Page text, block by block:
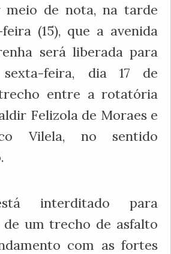
meio de nota, na tarde
(15), que a avenida
será liberada para
feira, dia 17 de
entre a rotatória
Felizola de Moraes e
Vilela, no sentido
interditado para
um trecho de asfalto
com as fortes